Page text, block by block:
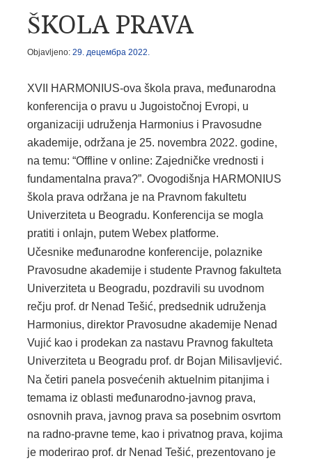
ŠKOLA PRAVA
Objavljeno: 29. децембра 2022.
XVII HARMONIUS-ova škola prava, međunarodna
konferencija o pravu u Jugoistočnoj Evropi, u
organizaciji udruženja Harmonius i Pravosudne
akademije, održana je 25. novembra 2022. godine,
na temu: “Offline v online: Zajedničke vrednosti i
fundamentalna prava?”. Ovogodišnja HARMONIUS
škola prava održana je na Pravnom fakultetu
Univerziteta u Beogradu. Konferencija se mogla
pratiti i onlajn, putem Webex platforme.
Učesnike međunarodne konferencije, polaznike
Pravosudne akademije i studente Pravnog fakulteta
Univerziteta u Beogradu, pozdravili su uvodnom
rečju prof. dr Nenad Tešić, predsednik udruženja
Harmonius, direktor Pravosudne akademije Nenad
Vujić kao i prodekan za nastavu Pravnog fakulteta
Univerziteta u Beogradu prof. dr Bojan Milisavljević.
Na četiri panela posvećenih aktuelnim pitanjima i
temama iz oblasti međunarodno-javnog prava,
osnovnih prava, javnog prava sa posebnim osvrtom
na radno-pravne teme, kao i privatnog prava, kojima
je moderirao prof. dr Nenad Tešić, prezentovano je